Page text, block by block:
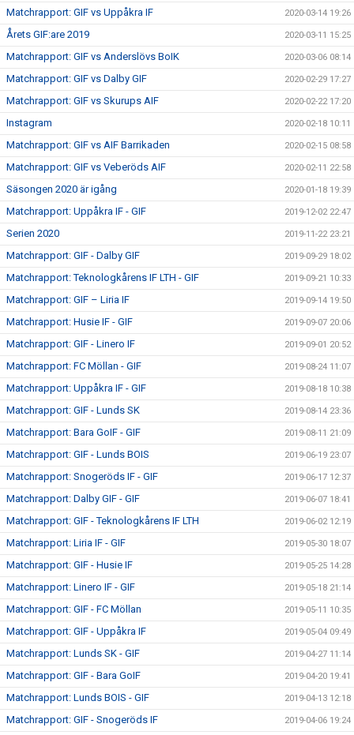
Matchrapport: GIF vs Uppåkra IF 2020-03-14 19:26
Årets GIF:are 2019 2020-03-11 15:25
Matchrapport: GIF vs Anderslövs BoIK 2020-03-06 08:14
Matchrapport: GIF vs Dalby GIF 2020-02-29 17:27
Matchrapport: GIF vs Skurups AIF 2020-02-22 17:20
Instagram 2020-02-18 10:11
Matchrapport: GIF vs AIF Barrikaden 2020-02-15 08:58
Matchrapport: GIF vs Veberöds AIF 2020-02-11 22:58
Säsongen 2020 är igång 2020-01-18 19:39
Matchrapport: Uppåkra IF - GIF 2019-12-02 22:47
Serien 2020 2019-11-22 23:21
Matchrapport: GIF - Dalby GIF 2019-09-29 18:02
Matchrapport: Teknologkårens IF LTH - GIF 2019-09-21 10:33
Matchrapport: GIF – Liria IF 2019-09-14 19:50
Matchrapport: Husie IF - GIF 2019-09-07 20:06
Matchrapport: GIF - Linero IF 2019-09-01 20:52
Matchrapport: FC Möllan - GIF 2019-08-24 11:07
Matchrapport: Uppåkra IF - GIF 2019-08-18 10:38
Matchrapport: GIF - Lunds SK 2019-08-14 23:36
Matchrapport: Bara GoIF - GIF 2019-08-11 21:09
Matchrapport: GIF - Lunds BOIS 2019-06-19 23:07
Matchrapport: Snogeröds IF - GIF 2019-06-17 12:37
Matchrapport: Dalby GIF - GIF 2019-06-07 18:41
Matchrapport: GIF - Teknologkårens IF LTH 2019-06-02 12:19
Matchrapport: Liria IF - GIF 2019-05-30 18:07
Matchrapport: GIF - Husie IF 2019-05-25 14:28
Matchrapport: Linero IF - GIF 2019-05-18 21:14
Matchrapport: GIF - FC Möllan 2019-05-11 10:35
Matchrapport: GIF - Uppåkra IF 2019-05-04 09:49
Matchrapport: Lunds SK - GIF 2019-04-27 11:14
Matchrapport: GIF - Bara GoIF 2019-04-20 19:41
Matchrapport: Lunds BOIS - GIF 2019-04-13 12:18
Matchrapport: GIF - Snogeröds IF 2019-04-06 19:24